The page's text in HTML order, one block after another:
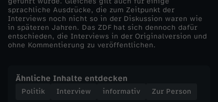
s
c
a
sprachliche Ausdrücke, die zum Zeitpunkt der
Interviews noch nicht so in der Diskussion waren wie
in späteren Jahren. Das ZDF hat sich dennoch dafür
entschieden, die Interviews in der Originalversion und
ohne Kommentierung zu veröffentlichen.
Ähnliche Inhalte entdecken
Politik Interview informativ Zur Person